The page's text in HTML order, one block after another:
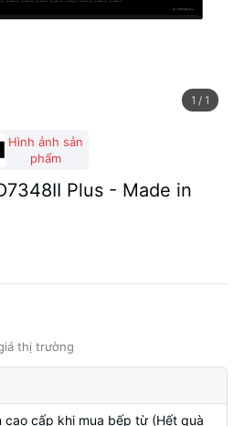
1 / 1
Hình ảnh sản
phẩm
Plus - Made in
thị trường
cao cấp khi mua bếp từ (Hết quà